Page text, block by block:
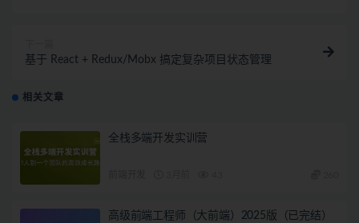
基于 React + Redux/Mobx 搞定复杂项目状态管理
相关文章
全栈多端开发实训营
高级前端工程师（大前端）2025版（已完结）